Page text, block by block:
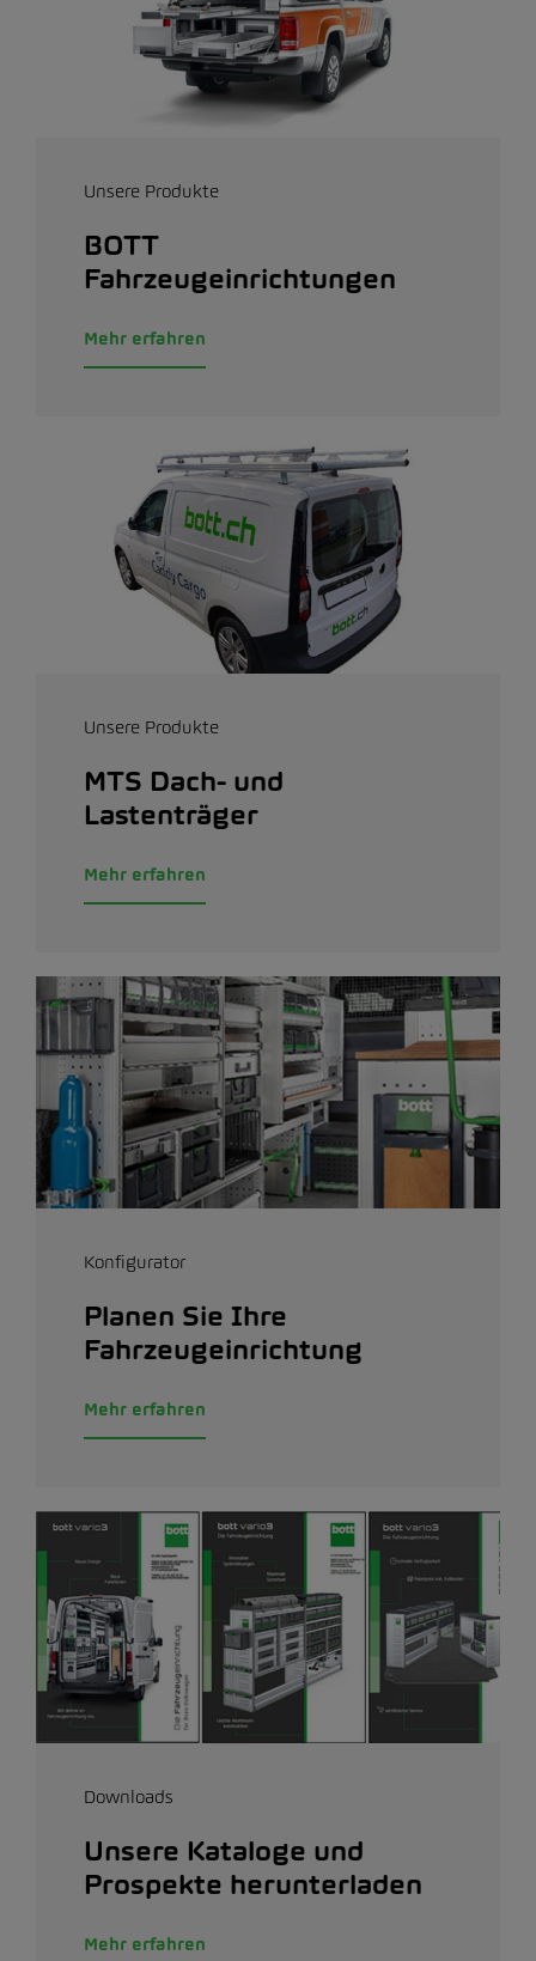
Unsere Produkte
BOTT
Fahrzeugeinrichtungen
Mehr erfahren
Unsere Produkte
MTS Dach- und
Lastenträger
Mehr erfahren
Konfigurator
Planen Sie Ihre
Fahrzeugeinrichtung
Mehr erfahren
Downloads
Unsere Kataloge und
Prospekte herunterladen
Mehr erfahren